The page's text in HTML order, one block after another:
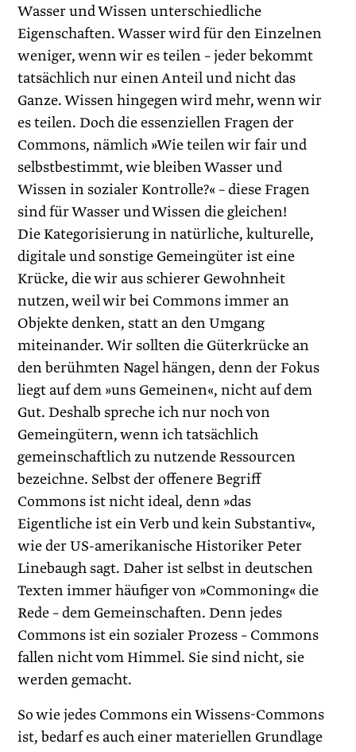
Wasser und Wissen unterschiedliche
Eigenschaften. Wasser wird für den Einzelnen
weniger, wenn wir es teilen – jeder bekommt
tatsächlich nur einen Anteil und nicht das
Ganze. Wissen hingegen wird mehr, wenn wir
es teilen. Doch die essenziellen Fragen der
Commons, nämlich »Wie teilen wir fair und
selbstbestimmt, wie bleiben Wasser und
Wissen in sozialer Kontrolle?« – diese Fragen
sind für Wasser und Wissen die gleichen!
Die Kategorisierung in natürliche, kulturelle,
digitale und sonstige Gemeingüter ist eine
Krücke, die wir aus schierer Gewohnheit
nutzen, weil wir bei Commons immer an
Objekte denken, statt an den Umgang
miteinander. Wir sollten die Güterkrücke an
den berühmten Nagel hängen, denn der Fokus
liegt auf dem »uns Gemeinen«, nicht auf dem
Gut. Deshalb spreche ich nur noch von
Gemeingütern, wenn ich tatsächlich
gemeinschaftlich zu nutzende Ressourcen
bezeichne. Selbst der offenere Begriff
Commons ist nicht ideal, denn »das
Eigentliche ist ein Verb und kein Substantiv«,
wie der US-amerikanische Historiker Peter
Linebaugh sagt. Daher ist selbst in deutschen
Texten immer häufiger von »Commoning« die
Rede – dem Gemeinschaften. Denn jedes
Commons ist ein sozialer Prozess – Commons
fallen nicht vom Himmel. Sie sind nicht, sie
werden gemacht.
So wie jedes Commons ein Wissens-Commons
ist, bedarf es auch einer materiellen Grundlage